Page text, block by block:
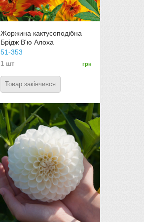
Жоржина кактусоподібна
Брідж В'ю Алоха
51-353
1 шт грн
Товар закінчився